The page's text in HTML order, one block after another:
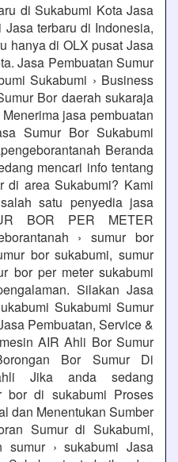
di Sukabumi Kota Jasa
terbaru di Indonesia,
hanya di OLX pusat Jasa
Jasa Pembuatan Sumur
Sukabumi › Business
Bor daerah sukaraja
jasa pembuatan
Sumur Bor Sukabumi
Beranda
mencari info tentang
di area Sukabumi? Kami
satu penyedia jasa
BOR PER METER
› sumur bor
bor sukabumi, sumur
bor per meter sukabumi
Silakan Jasa
Sukabumi Sumur
Pembuatan, Service &
AIR Ahli Bor Sumur
Bor Sumur Di
ahli Jika anda sedang
bor di sukabumi Proses
dan Menentukan Sumber
Sumur di Sukabumi,
sumur › sukabumi Jasa